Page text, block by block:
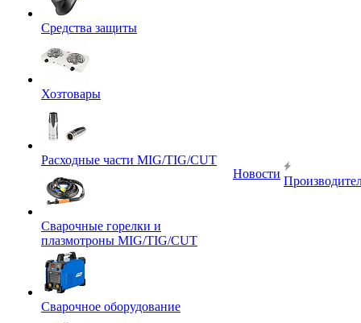
Средства защиты
Хозтовары
Расходные части MIG/TIG/CUT
Сварочные горелки и
плазмотроны MIG/TIG/CUT
Сварочное оборудование
Новости